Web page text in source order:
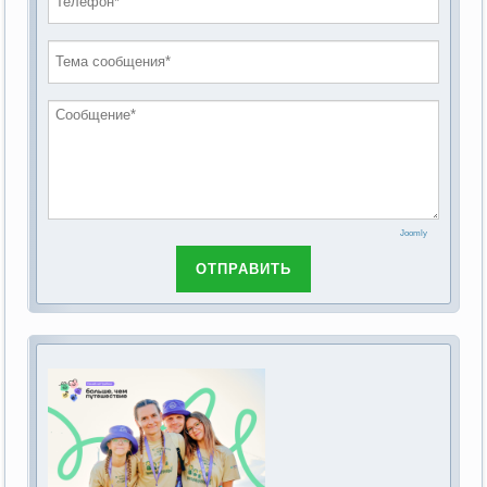
обсуждению Федерального закона Российской
основах социального обслуживания граждан в
2019 год
2018 год
Joomly
ОТПРАВИТЬ